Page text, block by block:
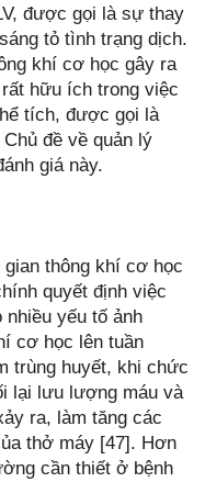
được gọi là sự thay
tỏ tình trạng dịch.
khí cơ học gây ra
hữu ích trong việc
tích, được gọi là
đề về quản lý
giá này.
gian thông khí cơ học
quyết định việc
yếu tố ảnh
cơ học lên tuần
trùng huyết, khi chức
lại lưu lượng máu và
ra, làm tăng các
thở máy [47]. Hơn
cần thiết ở bệnh